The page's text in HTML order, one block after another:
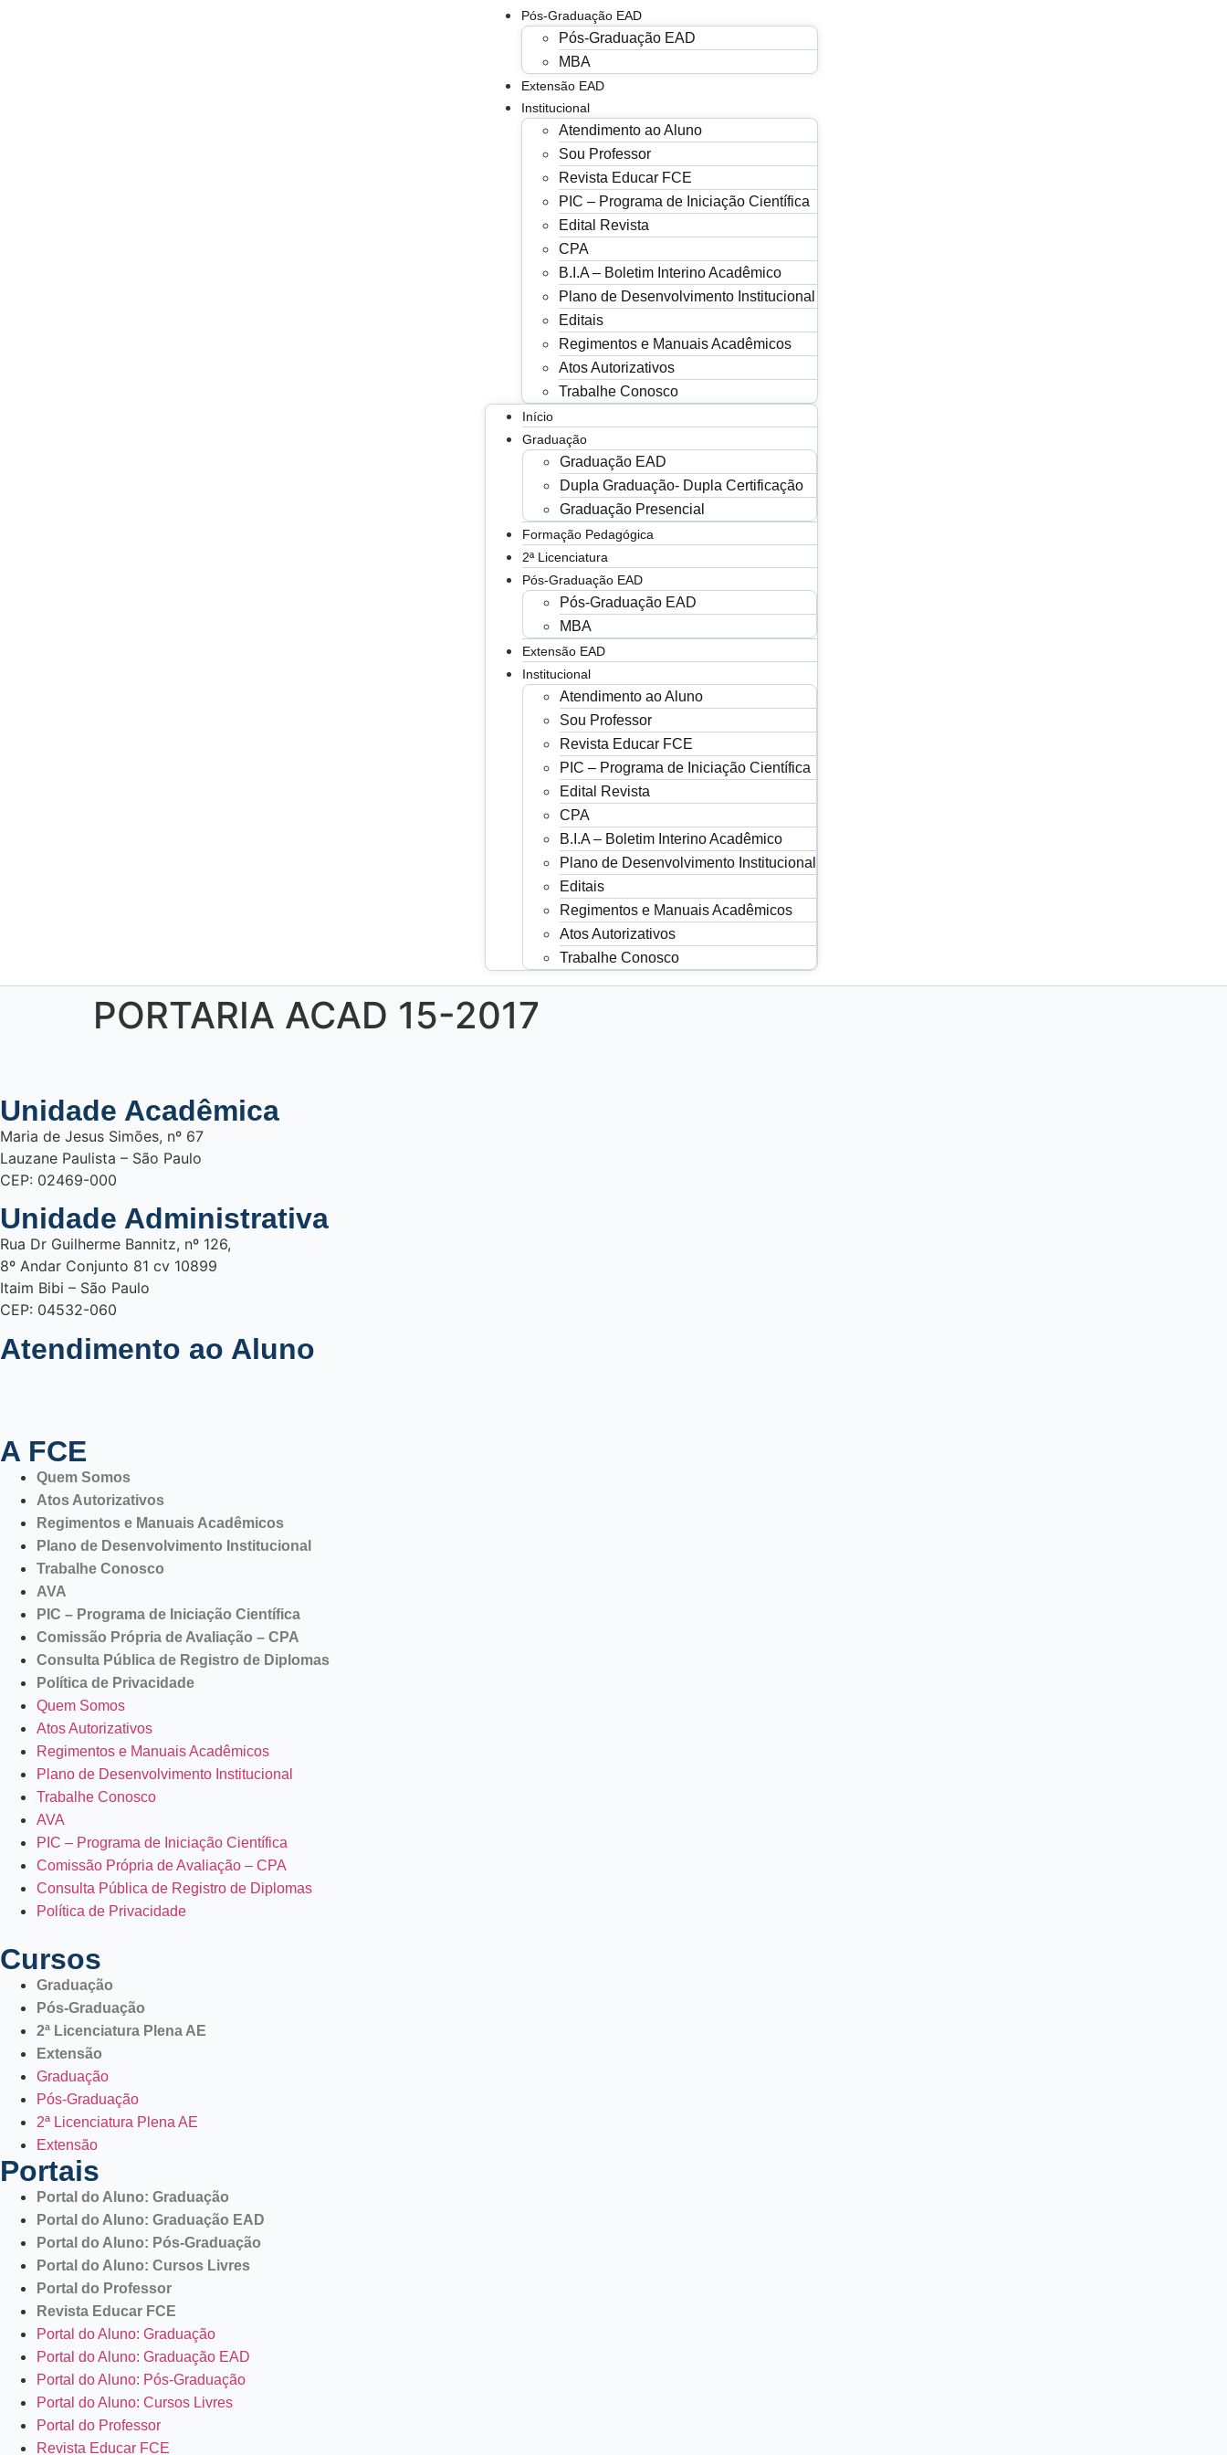
Pós-Graduação EAD
Pós-Graduação EAD
MBA
Extensão EAD
Institucional
Atendimento ao Aluno
Sou Professor
Revista Educar FCE
PIC – Programa de Iniciação Científica
Edital Revista
CPA
B.I.A – Boletim Interino Acadêmico
Plano de Desenvolvimento Institucional
Editais
Regimentos e Manuais Acadêmicos
Atos Autorizativos
Trabalhe Conosco
Início
Graduação
Graduação EAD
Dupla Graduação- Dupla Certificação
Graduação Presencial
Formação Pedagógica
2ª Licenciatura
Pós-Graduação EAD
Pós-Graduação EAD
MBA
Extensão EAD
Institucional
Atendimento ao Aluno
Sou Professor
Revista Educar FCE
PIC – Programa de Iniciação Científica
Edital Revista
CPA
B.I.A – Boletim Interino Acadêmico
Plano de Desenvolvimento Institucional
Editais
Regimentos e Manuais Acadêmicos
Atos Autorizativos
Trabalhe Conosco
PORTARIA ACAD 15-2017
Unidade Acadêmica
Maria de Jesus Simões, nº 67
Lauzane Paulista – São Paulo
CEP: 02469-000
Unidade Administrativa
Rua Dr Guilherme Bannitz, nº 126,
8º Andar Conjunto 81 cv 10899
Itaim Bibi – São Paulo
CEP: 04532-060
Atendimento ao Aluno
A FCE
Quem Somos
Atos Autorizativos
Regimentos e Manuais Acadêmicos
Plano de Desenvolvimento Institucional
Trabalhe Conosco
AVA
PIC – Programa de Iniciação Científica
Comissão Própria de Avaliação – CPA
Consulta Pública de Registro de Diplomas
Política de Privacidade
Quem Somos
Atos Autorizativos
Regimentos e Manuais Acadêmicos
Plano de Desenvolvimento Institucional
Trabalhe Conosco
AVA
PIC – Programa de Iniciação Científica
Comissão Própria de Avaliação – CPA
Consulta Pública de Registro de Diplomas
Política de Privacidade
Cursos
Graduação
Pós-Graduação
2ª Licenciatura Plena AE
Extensão
Graduação
Pós-Graduação
2ª Licenciatura Plena AE
Extensão
Portais
Portal do Aluno: Graduação
Portal do Aluno: Graduação EAD
Portal do Aluno: Pós-Graduação
Portal do Aluno: Cursos Livres
Portal do Professor
Revista Educar FCE
Portal do Aluno: Graduação
Portal do Aluno: Graduação EAD
Portal do Aluno: Pós-Graduação
Portal do Aluno: Cursos Livres
Portal do Professor
Revista Educar FCE